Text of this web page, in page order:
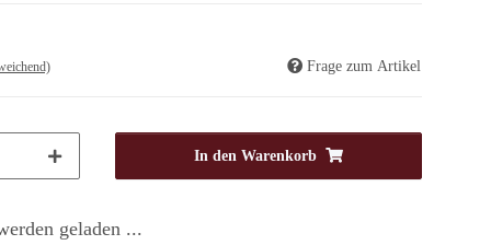
Frage zum Artikel
In den Warenkorb
geladen ...